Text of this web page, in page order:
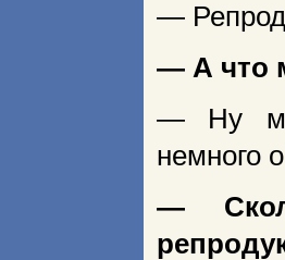
—
— А что
— Ну
немного
—